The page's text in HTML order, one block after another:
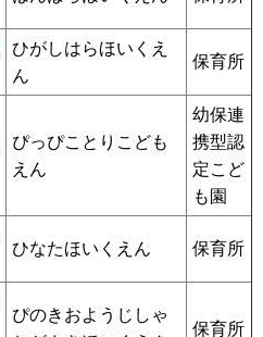
ひがしはらほいくえ
ん
保育所
ぴっぴことりこども
えん
幼保連
携型認
定こど
も園
ひなたほいくえん 保育所
ぴのきおようじしゃ
保育所